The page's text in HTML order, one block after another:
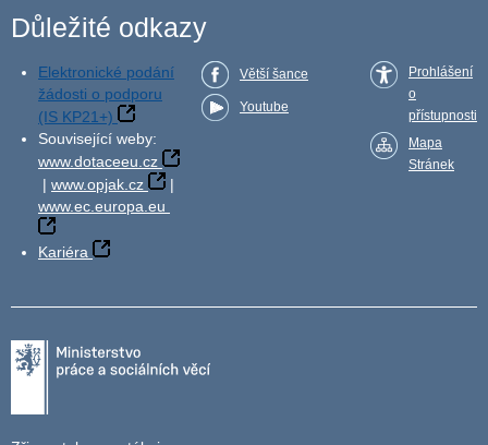
Důležité odkazy
Elektronické podání
žádosti o podporu
(IS KP21+)
Související weby:
www.dotaceeu.cz
| www.opjak.cz
|
www.ec.europa.eu
Kariéra
Větší šance
Youtube
Prohlášení
o
přístupnosti
Mapa
Stránek